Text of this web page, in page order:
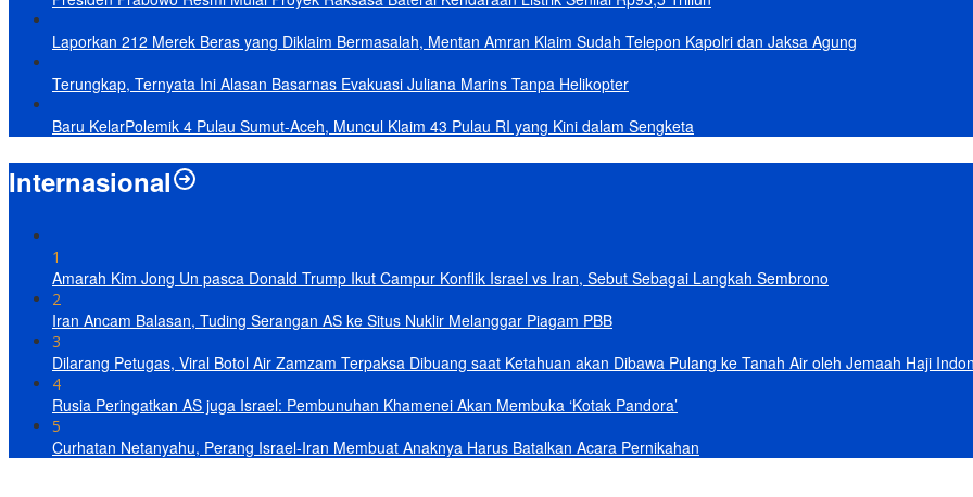
Laporkan 212 Merek Beras yang Diklaim Bermasalah, Mentan Amran Klaim Sudah Telepon Kapolri dan Jaksa Agung
Terungkap, Ternyata Ini Alasan Basarnas Evakuasi Juliana Marins Tanpa Helikopter
Baru KelarPolemik 4 Pulau Sumut-Aceh, Muncul Klaim 43 Pulau RI yang Kini dalam Sengketa
Internasional
1
Amarah Kim Jong Un pasca Donald Trump Ikut Campur Konflik Israel vs Iran, Sebut Sebagai Langkah Sembrono
2
Iran Ancam Balasan, Tuding Serangan AS ke Situs Nuklir Melanggar Piagam PBB
3
Dilarang Petugas, Viral Botol Air Zamzam Terpaksa Dibuang saat Ketahuan akan Dibawa Pulang ke Tanah Air oleh Jemaah Haji
4
Rusia Peringatkan AS juga Israel: Pembunuhan Khamenei Akan Membuka ‘Kotak Pandora’
5
Curhatan Netanyahu, Perang Israel-Iran Membuat Anaknya Harus Batalkan Acara Pernikahan